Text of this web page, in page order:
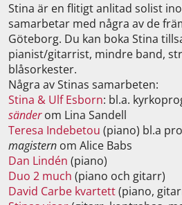
Stina är en flitigt anlitad solist
samarbetar med några av de
Göteborg. Du kan boka Stina
pianist/gitarrist, mindre band,
blåsorkester.
Några av Stinas samarbeten:
Stina & Ulf Esborn: bl.a.
sänder om Lina Sandell
Teresa Indebetou (piano) bl.a
magistern om Alice Babs
Dan Lindén (piano)
Duo 2 much (piano och gitarr)
David Carbe kvartett(piano,